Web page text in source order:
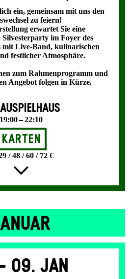
ein, gemeinsam mit uns den
zu feiern!
erwartet Sie eine
Silvesterparty im Foyer des
mit Live-Band, kulinarischen
festlicher Atmosphäre.
zum Rahmenprogramm und
Angebot folgen in Kürze.
19:00 – 22:10
Karten
/ 48 / 60 / 72 €
09. Jan